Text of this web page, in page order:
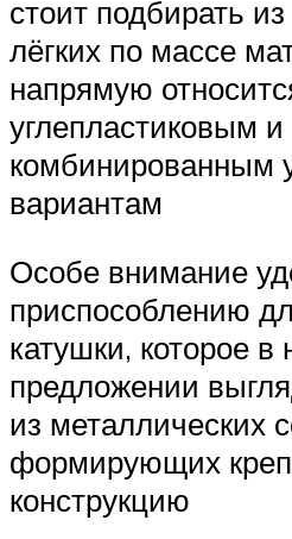
стоит подбирать
лёгких по массе
напрямую
углепластиковым и
комбинированным
вариантам
Особе внимание
приспособлению
катушки, которое
предложении
из металлических
формирующих
конструкцию